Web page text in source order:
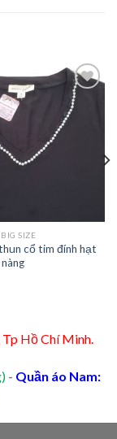
SIZE
cổ tim đính hạt
Tp Hồ Chí Minh.
- Quần áo Nam: